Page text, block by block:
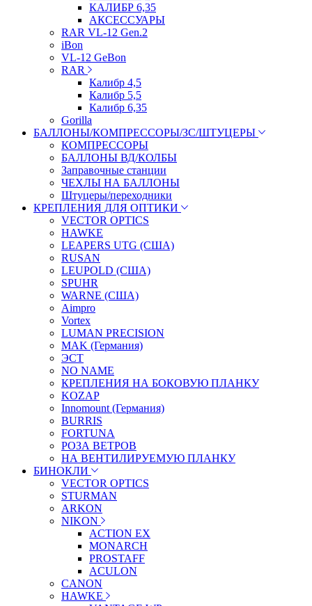
КАЛИБР 6,35
АКСЕССУАРЫ
RAR VL-12 Gen.2
iBon
VL-12 GeBon
RAR
Калибр 4,5
Калибр 5,5
Калибр 6,35
Gorilla
БАЛЛОНЫ/КОМПРЕССОРЫ/ЗС/ШТУЦЕРЫ
КОМПРЕССОРЫ
БАЛЛОНЫ ВД/КОЛБЫ
Заправочные станции
ЧЕХЛЫ НА БАЛЛОНЫ
Штуцеры/переходники
КРЕПЛЕНИЯ ДЛЯ ОПТИКИ
VECTOR OPTICS
HAWKE
LEAPERS UTG (США)
RUSAN
LEUPOLD (США)
SPUHR
WARNE (США)
Aimpro
Vortex
LUMAN PRECISION
MAK (Германия)
ЭСТ
NO NAME
КРЕПЛЕНИЯ НА БОКОВУЮ ПЛАНКУ
KOZAP
Innomount (Германия)
BURRIS
FORTUNA
РОЗА ВЕТРОВ
НА ВЕНТИЛИРУЕМУЮ ПЛАНКУ
БИНОКЛИ
VECTOR OPTICS
STURMAN
ARKON
NIKON
ACTION EX
MONARCH
PROSTAFF
ACULON
CANON
HAWKE